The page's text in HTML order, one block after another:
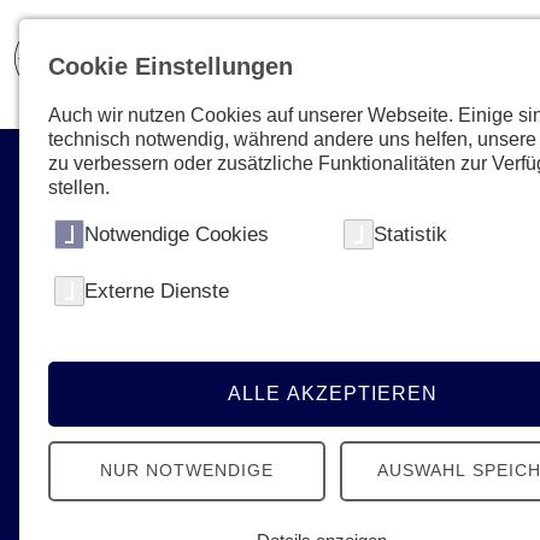
Aktuelles & Presse
News, Termine, Podcast - Erfahren Sie
alles Neue von den Johannitern
Cookie Einstellungen
Auch wir nutzen Cookies auf unserer Webseite. Einige
technisch notwendig, während andere uns helfen,
zu verbessern oder zusätzliche Funktionalitäten zur
stellen.
Notwendige Cookies Statistik
Externe Dienste
ALLE AKZEPTIEREN
NUR NOTWENDIGE AUSWAHL